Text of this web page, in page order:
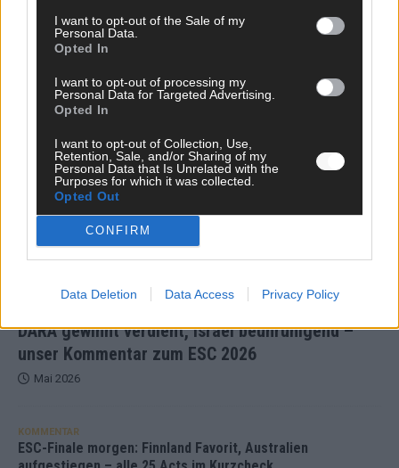
I want to opt-out of the Sale of my
Personal Data.
Opted In
I want to opt-out of processing my
Personal Data for Targeted Advertising.
Opted In
I want to opt-out of Collection, Use,
Retention, Sale, and/or Sharing of my
Personal Data that Is Unrelated with the
Purposes for which it was collected.
Opted Out
CONFIRM
Data Deletion Data Access Privacy Policy
Monaco, Sallys Café, Westernbrauerei – der
Europa-Park 2026 macht vieles neu
Juni 2026
DARA gewinnt verdient, Israel beunruhigend –
unser Kommentar zum ESC 2026
KOMMENTAR
Mai 2026
KOMMENTAR
ESC-Finale morgen: Finnland Favorit, Australien